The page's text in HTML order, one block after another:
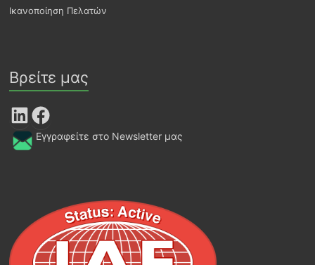
Ικανοποίηση Πελατών
Βρείτε μας
LinkedIn Facebook
Εγγραφείτε στο Newsletter μας